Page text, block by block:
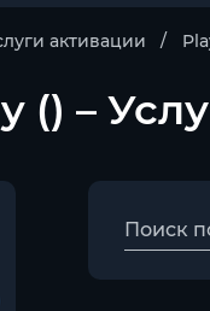
активации
() –